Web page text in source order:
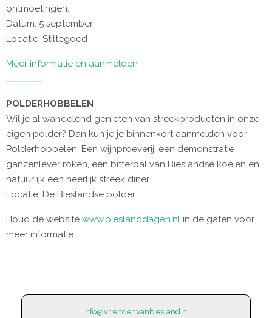
info@vriendenvanbiesland.nl
ontmoetingen.
Datum: 5 september
Locatie: Stiltegoed
Meer informatie en aanmelden
POLDERHOBBELEN
Wil je al wandelend genieten van streekproducten in onze
eigen polder? Dan kun je je binnenkort aanmelden voor
Polderhobbelen. Een wijnproeverij, een demonstratie
ganzenlever roken, een bitterbal van Bieslandse koeien en
natuurlijk een heerlijk streek diner.
Locatie: De Bieslandse polder
Houd de website www.bieslanddagen.nl in de gaten voor
meer informatie.